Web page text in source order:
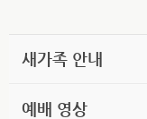
새가족 안내
예배 영상